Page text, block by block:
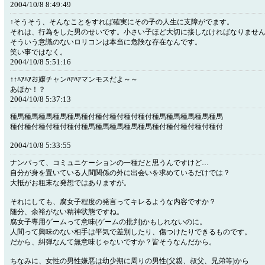
2004/10/8 8:49:49
↑そうそう、そんなことをすれば確実にその子の人生に支障がでます。
それは、行為をした男のせいです。小さい子ほど大切に接しなければなりませ
そういう意識のないロリコンは本当に危険な存在なんです。
笑い事ではなく。
2004/10/8 5:51:16
↑↑ﾊｱﾊｱお嬢チャンﾊｱﾊｱマンモスだよ～～
あほか！？
2004/10/8 5:37:13
種馬種馬種馬種馬種馬種付種付種付種付種付種馬種馬種馬種馬種馬
種付種付種付種付種付種馬種馬種馬種馬種馬種付種付種付種付種付
2004/10/8 5:33:55
ナンパって、コミュニケーションの一種だと思うんですけど…
自分が身を置いている人間関係の外に出会いを求めているだけでは？
大抵がお粗末な発想ではありますが。
それにしても、腐女子程度の発言ってキレるような内容ですか？
随分、余裕がない精神状態ですね。
腐女子専用ゲームって意味(ゲームの批判)かもしれないのに。
人間って興味のない相手は平気で差別したり、傷つけたりできるものです。
だから、糾弾なんて無意味じゃないですか？皆そうなんだから。
ちなみに、女性の男性嫌悪は幼少期に周りの男性(父親、叔父、兄弟等)から